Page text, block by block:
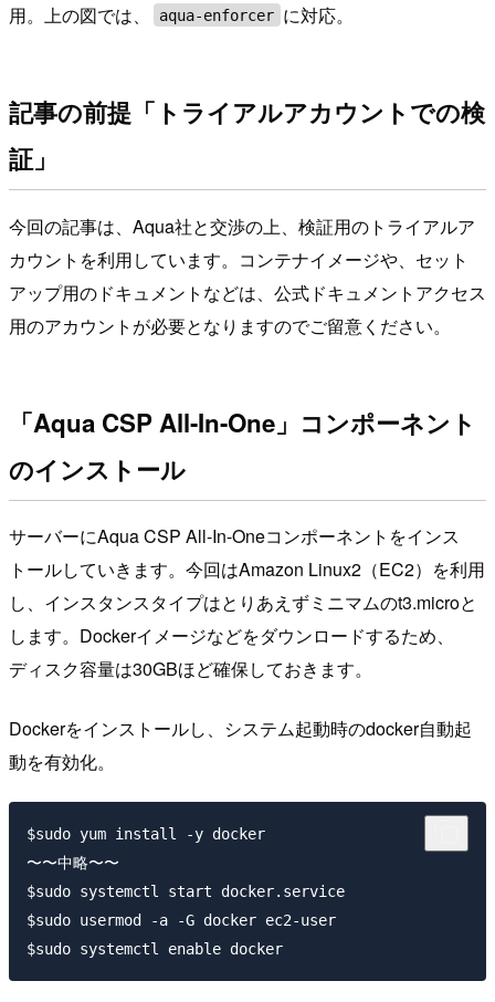
用。上の図では、
aqua-enforcer に対応。
記事の前提「トライアルアカウントでの検
証」
今回の記事は、Aqua社と交渉の上、検証用のトライアルア
カウントを利用しています。コンテナイメージや、セット
アップ用のドキュメントなどは、公式ドキュメントアクセス
用のアカウントが必要となりますのでご留意ください。
「Aqua CSP All-In-One」コンポーネント
のインストール
サーバーにAqua CSP All-In-Oneコンポーネントをインス
トールしていきます。今回はAmazon Linux2（EC2）を利用
し、インスタンスタイプはとりあえずミニマムのt3.microと
します。Dockerイメージなどをダウンロードするため、
ディスク容量は30GBほど確保しておきます。
Dockerをインストールし、システム起動時のdocker自動起
動を有効化。
$sudo yum install -y docker
〜〜中略〜〜
$sudo systemctl start docker.service
$sudo usermod -a -G docker ec2-user